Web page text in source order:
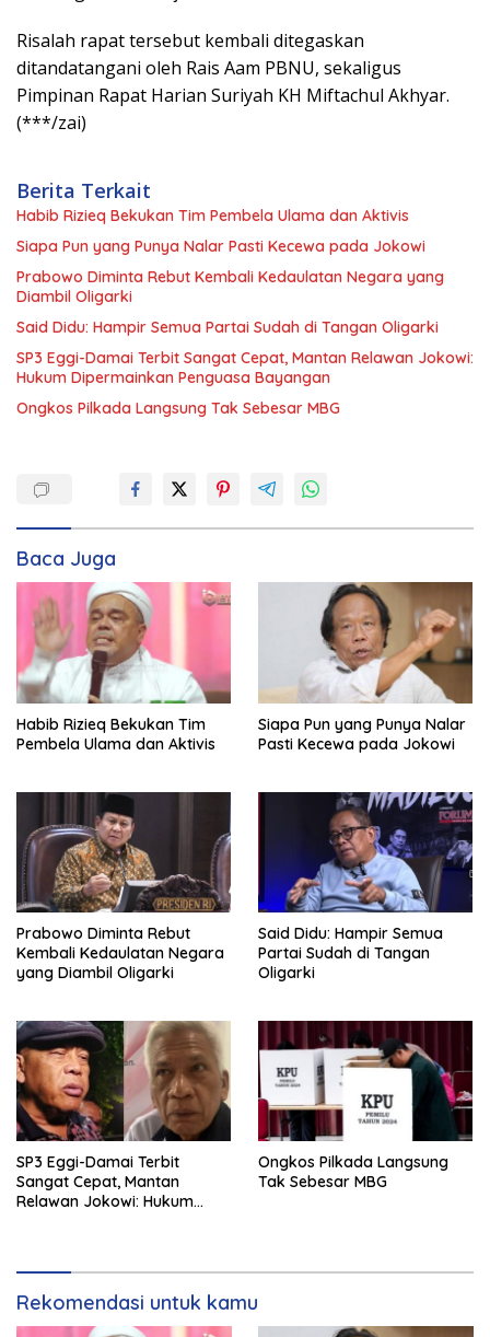
Risalah rapat tersebut kembali ditegaskan
ditandatangani oleh Rais Aam PBNU, sekaligus
Pimpinan Rapat Harian Suriyah KH Miftachul Akhyar.
(***/zai)
Berita Terkait
Habib Rizieq Bekukan Tim Pembela Ulama dan Aktivis
Siapa Pun yang Punya Nalar Pasti Kecewa pada Jokowi
Prabowo Diminta Rebut Kembali Kedaulatan Negara yang
Diambil Oligarki
Said Didu: Hampir Semua Partai Sudah di Tangan Oligarki
SP3 Eggi-Damai Terbit Sangat Cepat, Mantan Relawan Jokowi:
Hukum Dipermainkan Penguasa Bayangan
Ongkos Pilkada Langsung Tak Sebesar MBG
Baca Juga
Habib Rizieq Bekukan Tim
Pembela Ulama dan Aktivis
Siapa Pun yang Punya Nalar
Pasti Kecewa pada Jokowi
Prabowo Diminta Rebut
Kembali Kedaulatan Negara
yang Diambil Oligarki
Said Didu: Hampir Semua
Partai Sudah di Tangan
Oligarki
SP3 Eggi-Damai Terbit
Sangat Cepat, Mantan
Relawan Jokowi: Hukum
Ongkos Pilkada Langsung
Tak Sebesar MBG
Rekomendasi untuk kamu